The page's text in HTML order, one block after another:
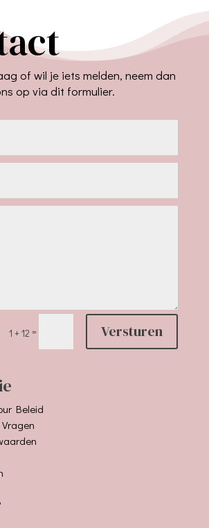
of wil je iets melden, neem dan
op via dit formulier.
1 + 12 = Versturen
Beleid